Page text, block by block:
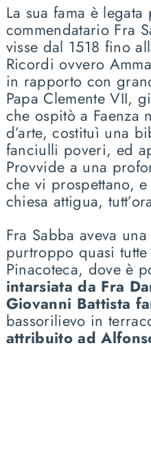
La sua fama è
commendatario Fra
visse dal 1518 fino
Ricordi ovvero
in rapporto con
Papa Clemente VII,
che ospitò a Faenza
d’arte, costituì una
fanciulli poveri, ed
Provvide a una
che vi prospettano,
chiesa attigua,
Fra Sabba aveva
purtroppo quasi
Pinacoteca, dove è
intarsiata da Fra
Giovanni Battista
bassorilievo in
attribuito ad